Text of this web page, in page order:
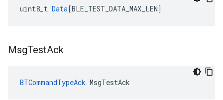
uint8_t Data[BLE_TEST_DATA_MAX_LEN]
MsgTestAck
BTCommandTypeAck MsgTestAck